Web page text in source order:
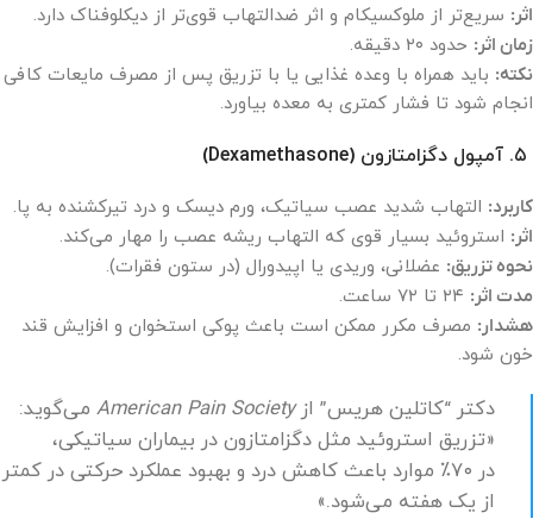
اثر: سریع‌تر از ملوکسیکام و اثر ضدالتهاب قوی‌تر از دیکلوفناک دارد.
زمان اثر: حدود ۲۰ دقیقه.
نکته: باید همراه با وعده غذایی یا با تزریق پس از مصرف مایعات کافی
انجام شود تا فشار کمتری به معده بیاورد.
کاربرد: التهاب شدید عصب سیاتیک، ورم دیسک و درد تیرکشنده به پا.
اثر: استروئید بسیار قوی که التهاب ریشه عصب را مهار می‌کند.
نحوه تزریق: عضلانی، وریدی یا اپیدورال (در ستون فقرات).
مدت اثر:
هشدار: مصرف مکرر ممکن است باعث پوکی استخوان و افزایش قند
خون شود.
دکتر “کاتلین هریس” ازAmerican Pain Society می‌گوید:
«تزریق استروئید مثل دگزامتازون در بیماران سیاتیکی،
در ۷۰٪ موارد باعث کاهش درد و بهبود عملکرد حرکتی در کمتر
از یک هفته می‌شود.»